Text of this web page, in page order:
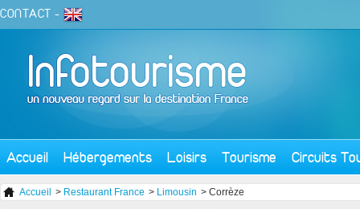
CONTACT -
Accueil Hébergements Loisirs Tourisme Circuits
Accueil > Restaurant France > Limousin > Corrèze